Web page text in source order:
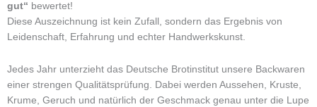
gut“ bewertet!
Diese Auszeichnung ist kein Zufall, sondern das Ergebnis von
Leidenschaft, Erfahrung und echter Handwerkskunst.
Jedes Jahr unterzieht das Deutsche Brotinstitut unsere Backwaren
einer strengen Qualitätsprüfung. Dabei werden Aussehen, Kruste,
Krume, Geruch und natürlich der Geschmack genau unter die Lupe